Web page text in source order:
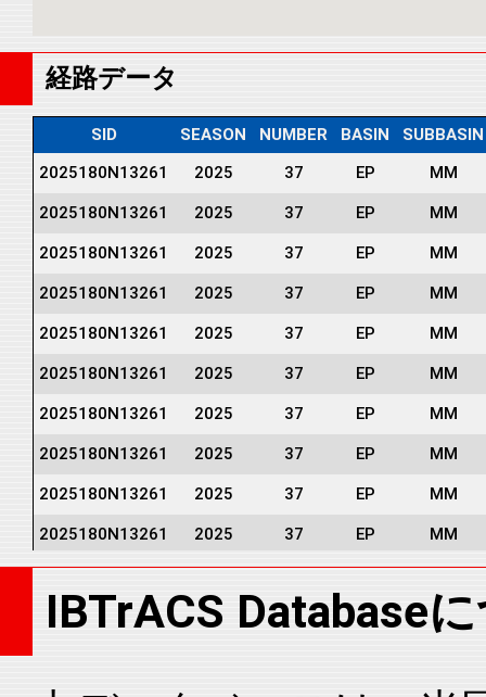
経路データ
SID SEASON NUMBER BASIN
SUBBASIN
2025180N13261
2025 37 EP MM
2025180N13261 2025 37 EP MM
2025180N13261 2025 37 EP MM
2025180N13261 2025 37 EP MM
2025180N13261 2025 37 EP MM
2025180N13261 2025 37 EP MM
2025180N13261 2025 37 EP MM
2025180N13261 2025 37 EP MM
2025180N13261 2025 37 EP MM
2025180N13261 2025 37 EP MM
2025180N13261 2025 37 EP MM
2025180N13261 2025 37 EP MM
IBTrACS Database